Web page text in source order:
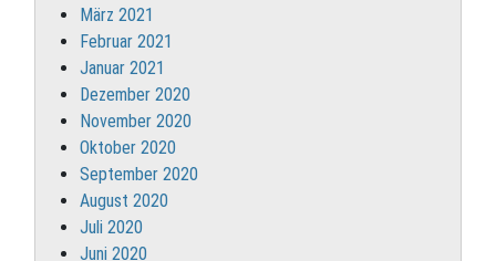
März 2021
Februar 2021
Januar 2021
Dezember 2020
November 2020
Oktober 2020
September 2020
August 2020
Juli 2020
Juni 2020